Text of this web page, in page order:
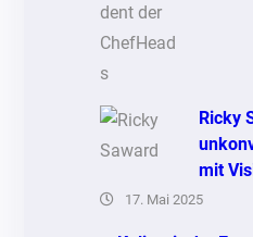
Ricky
mit
17. Mai 2025